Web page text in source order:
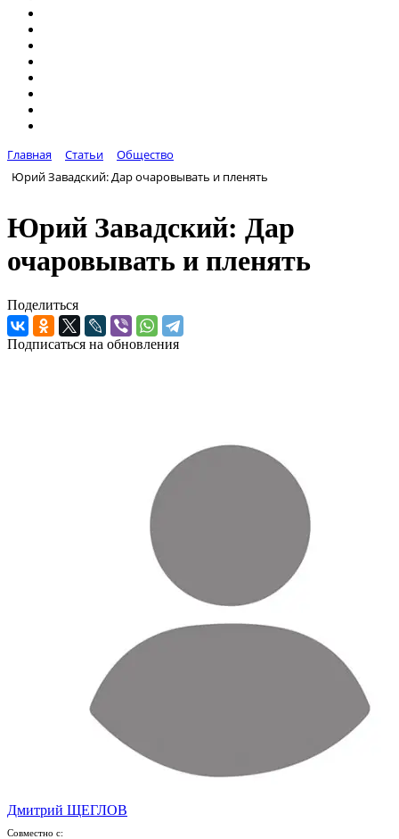
Главная Статьи
Общество
Юрий Завадский: Дар очаровывать и пленять
Юрий Завадский: Дар
очаровывать и пленять
Поделиться
Подписаться на обновления
Дмитрий ЩЕГЛОВ
Совместно с: